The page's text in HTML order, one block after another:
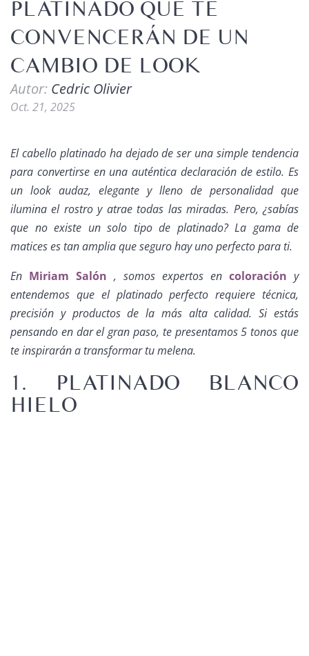
PLATINADO QUE TE
CONVENCERÁN DE UN
CAMBIO DE LOOK
Autor: Cedric Olivier
Oct. 21, 2025
El cabello platinado ha dejado de ser una simple tendencia
para convertirse en una auténtica declaración de estilo. Es
un look audaz, elegante y lleno de personalidad que
ilumina el rostro y atrae todas las miradas. Pero, ¿sabías
que no existe un solo tipo de platinado? La gama de
matices es tan amplia que seguro hay uno perfecto para ti.
En Miriam Salón , somos expertos en coloración y
entendemos que el platinado perfecto requiere técnica,
precisión y productos de la más alta calidad. Si estás
pensando en dar el gran paso, te presentamos 5 tonos que
te inspirarán a transformar tu melena.
1. PLATINADO BLANCO
HIELO